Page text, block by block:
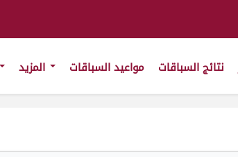
نتائج السباقات مواعيد السباقات